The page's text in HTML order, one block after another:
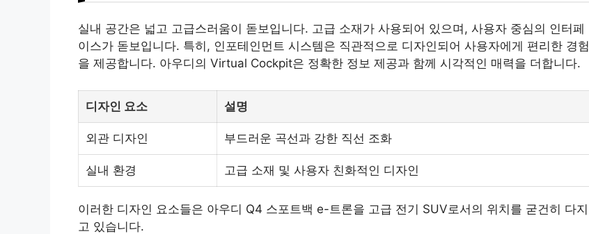
실내 공간은 넓고 고급스러움이 돋보입니다. 고급 소재가 사용되어 있으며, 사용자 중심의 인터페
이스가 돋보입니다. 특히, 인포테인먼트 시스템은 직관적으로 디자인되어 사용자에게 편리한 경험
을 제공합니다. 아우디의 Virtual Cockpit은 정확한 정보 제공과 함께 시각적인 매력을 더합니다.
디자인 요소 설명
외관 디자인 부드러운 곡선과 강한 직선 조화
실내 환경 고급 소재 및 사용자 친화적인 디자인
이러한 디자인 요소들은 아우디 Q4 스포트백 e-트론을 고급 전기 SUV로서의 위치를 굳건히 다지
고 있습니다.